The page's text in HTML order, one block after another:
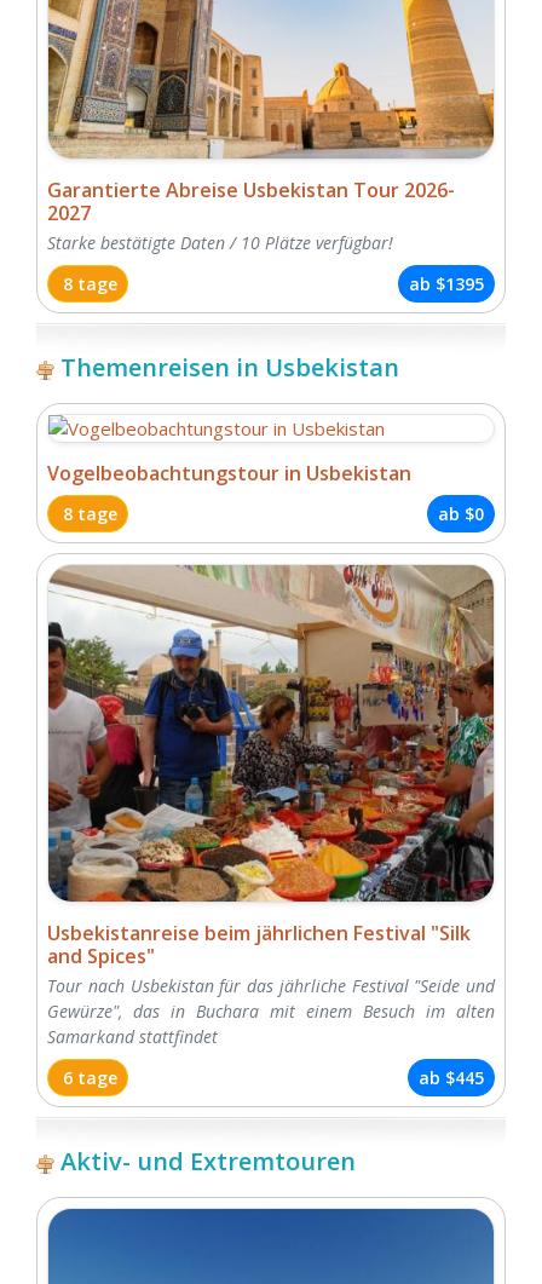
Garantierte Abreise Usbekistan Tour 2026-
2027
Starke bestätigte Daten / 10 Plätze verfügbar!
8 tage
ab $1395
Themenreisen in Usbekistan
Vogelbeobachtungstour in Usbekistan
8 tage ab $0
Usbekistanreise beim jährlichen Festival "Silk
and Spices"
Tour nach Usbekistan für das jährliche Festival "Seide und
Gewürze", das in Buchara mit einem Besuch im alten
Samarkand stattfindet
6 tage
ab $445
Aktiv- und Extremtouren